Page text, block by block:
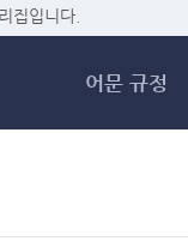
집입니다.
어문 규정